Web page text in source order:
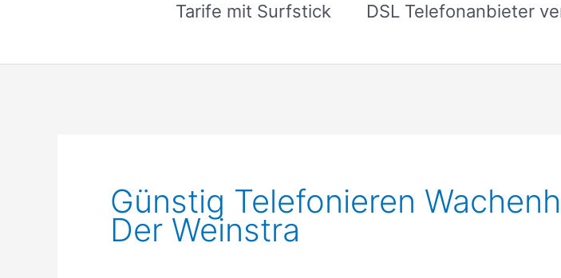
Tarife mit Surfstick DSL Telefonanbieter
Günstig Telefonieren
Der Weinstra